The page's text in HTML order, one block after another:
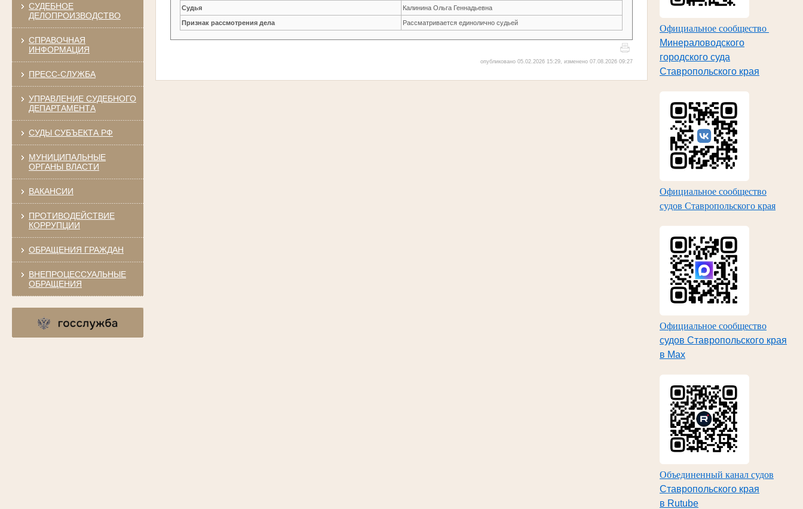
СУДЕБНОЕ
ДЕЛОПРОИЗВОДСТВО
СПРАВОЧНАЯ
ИНФОРМАЦИЯ
ПРЕСС-СЛУЖБА
УПРАВЛЕНИЕ СУДЕБНОГО
ДЕПАРТАМЕНТА
СУДЫ СУБЪЕКТА РФ
МУНИЦИПАЛЬНЫЕ
ОРГАНЫ ВЛАСТИ
ВАКАНСИИ
ПРОТИВОДЕЙСТВИЕ
КОРРУПЦИИ
ОБРАЩЕНИЯ ГРАЖДАН
ВНЕПРОЦЕССУАЛЬНЫЕ
ОБРАЩЕНИЯ
Официальное сообщество
Минераловодского
городского суда
Ставропольского края
Официальное сообщество
судов Ставропольского края
Официальное сообщество
судов Ставропольского края
в Max
Объединенный канал судов
Ставропольского края
в Rutube
Судья Калинина Ольга Геннадьевна
Признак рассмотрения дела Рассматривается единолично судьей
опубликовано 05.02.2026 15:29, изменено 07.08.2026 09:27